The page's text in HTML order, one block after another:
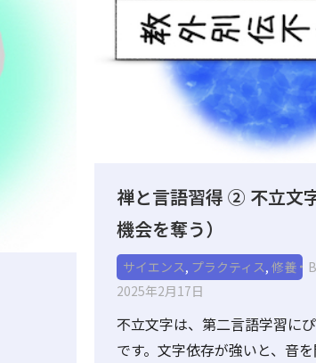
禅と言語習得 ② 不立文
機会を奪う）
サイエンス, プラクティス, 修養
2025年2月17日
不立文字は、第二言語学習に
です。文字依存が強いと、音